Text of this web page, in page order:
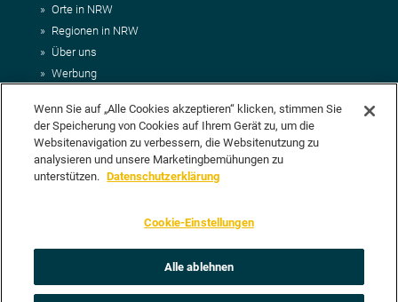
Orte in NRW
Regionen in NRW
Über uns
Werbung
Impressum
AGB
Datenschutz
DEIN VORSCHLAG FÜR NRWHITS
vorschlagen? Klasse, dann nutze doch einfach
Unsere Redaktion wird Deinen Vorschlag dann so schnell wie
Wenn Sie auf „Alle Cookies akzeptieren“ klicken, stimmen Sie
der Speicherung von Cookies auf Ihrem Gerät zu, um die
Websitenavigation zu verbessern, die Websitenutzung zu
analysieren und unsere Marketingbemühungen zu
unterstützen. Datenschutzerklärung
Cookie-Einstellungen
Alle ablehnen